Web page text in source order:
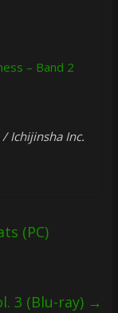
– Band 2
Ichijinsha Inc.
(PC)
3 (Blu-ray) →